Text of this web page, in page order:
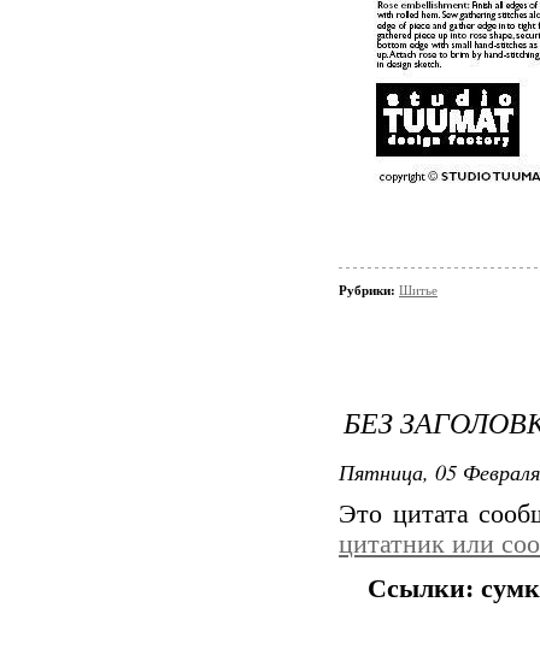
Рубрики: Шитье
БЕЗ
Пятница, 05
Это цитата
цитатник или
Ссылки: